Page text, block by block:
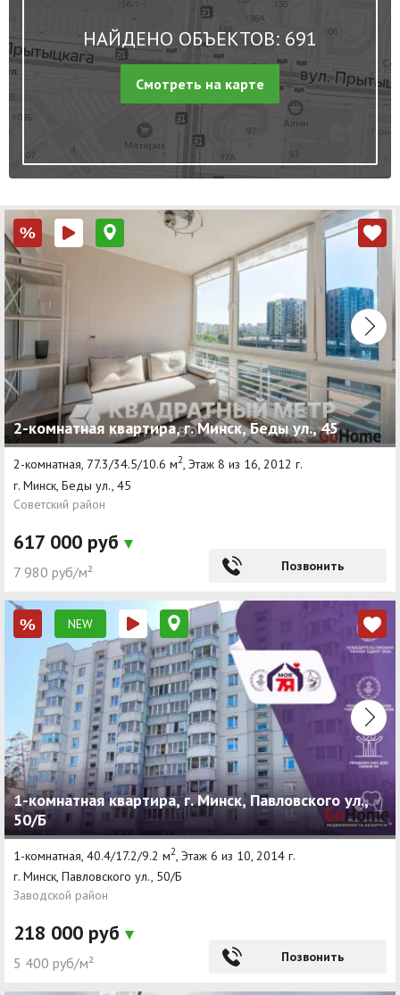
НАЙДЕНО ОБЪЕКТОВ: 691
Смотреть на карте
%
2-комнатная квартира, г. Минск, Беды ул., 45
2-комнатная, 77.3/34.5/10.6 м2, Этаж 8 из 16, 2012 г.
г. Минск, Беды ул., 45
Советский район
617 000 руб
7 980 руб/м² Позвонить
% NEW
1-комнатная квартира, г. Минск, Павловского ул.,
50/Б
1-комнатная, 40.4/17.2/9.2 м2 , Этаж 6 из 10, 2014 г.
г. Минск, Павловского ул., 50/Б
Заводской район
218 000 руб
5 400 руб/м² Позвонить